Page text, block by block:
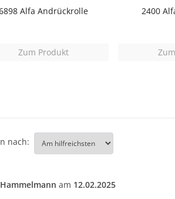
Alfa Andrückrolle
Zum Produkt
2400
nach:
am 12.02.2025